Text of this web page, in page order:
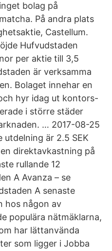
bolag på
På andra plats
Castellum.
Hufvudstaden
per aktie till 3,5
är verksamma
Bolaget innehar en
hyr idag ut kontors-
i större städer
… 2017-08-25
utdelning är 2.5 SEK
direktavkastning på
rullande 12
A Avanza – se
A senaste
hos någon av
populära nätmäklarna,
har lättanvända
som ligger i Jobba